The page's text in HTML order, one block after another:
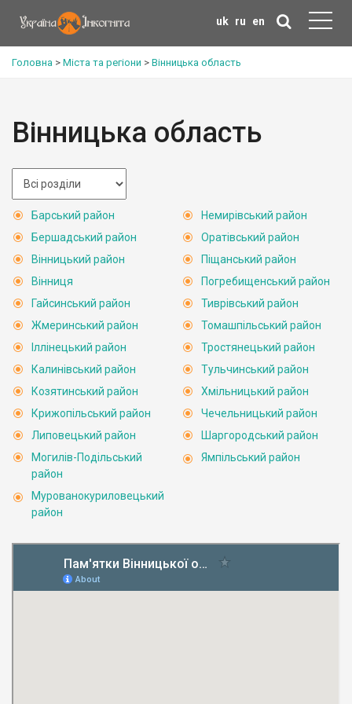
uk ru en
Головна > Міста та регіони > Вінницька область
Вінницька область
Барський район
Бершадський район
Вінницький район
Вінниця
Гайсинський район
Жмеринський район
Іллінецький район
Калинівський район
Козятинський район
Крижопільський район
Липовецький район
Могилів-Подільський
район
Мурованокуриловецький
район
Немирівський район
Оратівський район
Піщанський район
Погребищенський район
Тиврівський район
Томашпільський район
Тростянецький район
Тульчинський район
Хмільницький район
Чечельницький район
Шаргородський район
Ямпільський район